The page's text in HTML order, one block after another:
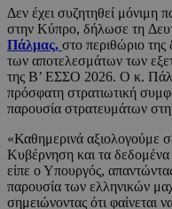
Δεν έχει συζητηθεί μόνιμη
στην Κύπρο, δήλωσε τη
Πάλμας, στο περιθώριο
των αποτελεσμάτων των
της Β’ ΕΣΣΟ 2026. Ο κ.
πρόσφατη στρατιωτική
παρουσία στρατευμάτων
«Καθημερινά αξιολογούμε
Κυβέρνηση και τα δεδομένα
είπε ο Υπουργός,
παρουσία των ελληνικών
σημειώνοντας ότι φαίνεται